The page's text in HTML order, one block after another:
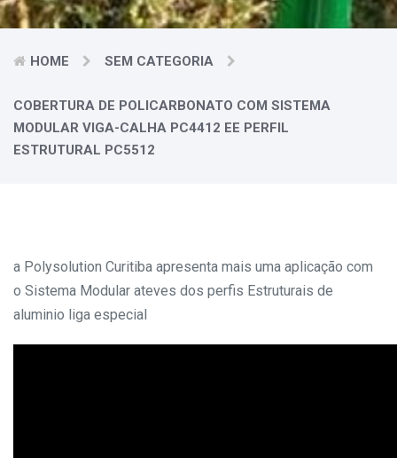
HOME SEM CATEGORIA
COBERTURA DE POLICARBONATO COM SISTEMA
MODULAR VIGA-CALHA PC4412 EE PERFIL
ESTRUTURAL PC5512
a Polysolution Curitiba apresenta mais uma aplicação com
o Sistema Modular ateves dos perfis Estruturais de
aluminio liga especial